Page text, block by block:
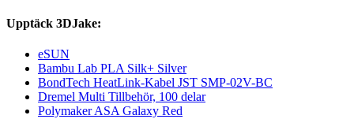
Upptäck 3DJake:
eSUN
Bambu Lab PLA Silk+ Silver
BondTech HeatLink-Kabel JST SMP-02V-BC
Dremel Multi Tillbehör, 100 delar
Polymaker ASA Galaxy Red